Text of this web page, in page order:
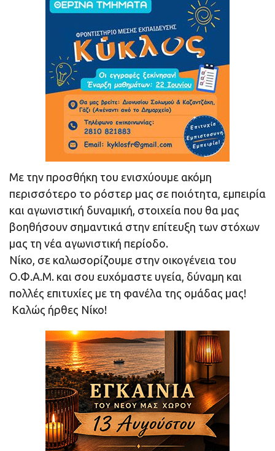
Με την προσθήκη του ενισχύουμε ακόμη
περισσότερο το ρόστερ μας σε ποιότητα, εμπειρία
και αγωνιστική δυναμική, στοιχεία που θα μας
βοηθήσουν σημαντικά στην επίτευξη των στόχων
μας τη νέα αγωνιστική περίοδο.
Νίκο, σε καλωσορίζουμε στην οικογένεια του
Ο.Φ.Α.Μ. και σου ευχόμαστε υγεία, δύναμη και
πολλές επιτυχίες με τη φανέλα της ομάδας μας!
Καλώς ήρθες Νίκο!